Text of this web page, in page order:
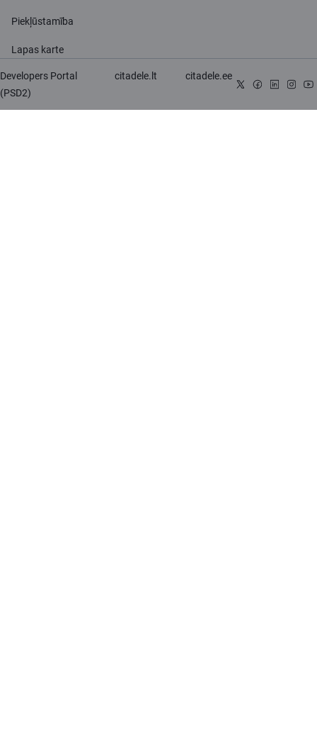
Piekļūstamība
Lapas karte
Developers Portal
(PSD2)
citadele.lt citadele.ee